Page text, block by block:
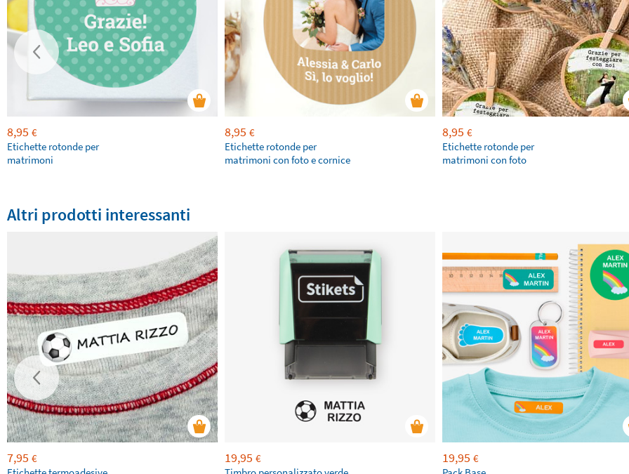
8,95 €
Etichette rotonde per
matrimoni
8,95 €
Etichette rotonde per
matrimoni con foto e cornice
8,95 €
Etichette rotonde per
matrimoni con foto
Altri prodotti interessanti
7,95 €
19,95 €
19,95 €